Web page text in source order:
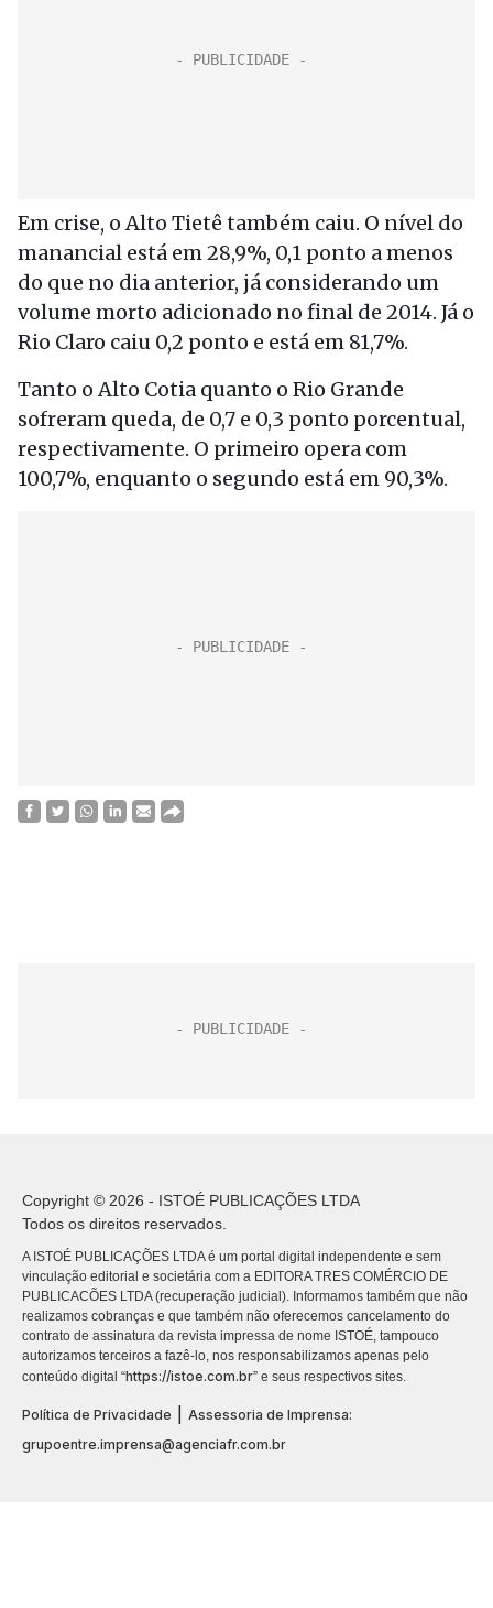
Em crise, o Alto Tietê também caiu. O nível do
manancial está em 28,9%, 0,1 ponto a menos
do que no dia anterior, já considerando um
volume morto adicionado no final de 2014. Já o
Rio Claro caiu 0,2 ponto e está em 81,7%.
Tanto o Alto Cotia quanto o Rio Grande
sofreram queda, de 0,7 e 0,3 ponto porcentual,
respectivamente. O primeiro opera com
100,7%, enquanto o segundo está em 90,3%.
Copyright © 2026 - ISTOÉ PUBLICAÇÕES LTDA
Todos os direitos reservados.
A ISTOÉ PUBLICAÇÕES LTDA é um portal digital independente e sem
vinculação editorial e societária com a EDITORA TRES COMÉRCIO DE
PUBLICACÕES LTDA (recuperação judicial). Informamos também que não
realizamos cobranças e que também não oferecemos cancelamento do
contrato de assinatura da revista impressa de nome ISTOÉ, tampouco
autorizamos terceiros a fazê-lo, nos responsabilizamos apenas pelo
conteúdo digital “https://istoe.com.br” e seus respectivos sites.
Política de Privacidade
Assessoria de Imprensa:
grupoentre.imprensa@agenciafr.com.br